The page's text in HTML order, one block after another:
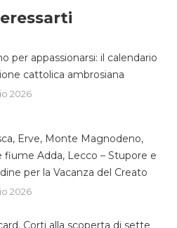
per appassionarsi: il calendario
cattolica ambrosiana
2026
Erve, Monte Magnodeno,
fiume Adda, Lecco – Stupore e
per la Vacanza del Creato
2026
Corti alla scoperta di sette